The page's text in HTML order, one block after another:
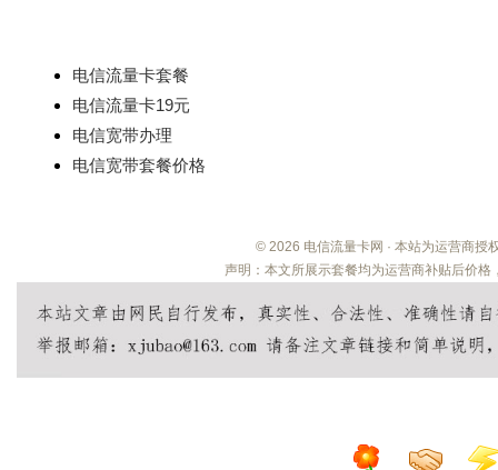
电信流量卡套餐
电信流量卡19元
电信宽带办理
电信宽带套餐价格
© 2026 电信流量卡网 · 本站为运营商授
声明：本文所展示套餐均为运营商补贴后价